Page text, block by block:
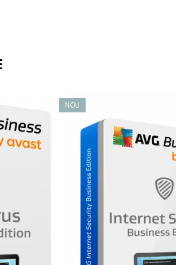
Linux includ DEB pentru
de software, astfel încât toate
stabilește o conexiune
actualizările regulate ale
NOU